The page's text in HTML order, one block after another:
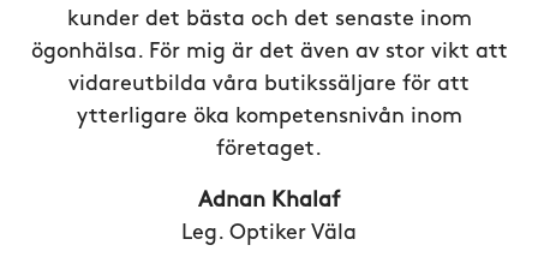
kunder det bästa och det senaste inom
ögonhälsa. För mig är det även av stor vikt att
vidareutbilda våra butikssäljare för att
ytterligare öka kompetensnivån inom
företaget.
Adnan Khalaf
Leg. Optiker Väla